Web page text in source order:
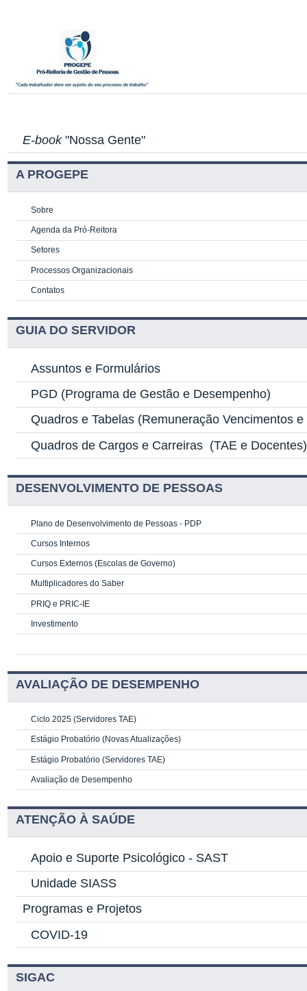
E-book"Nossa Gente"
A PROGEPE
Sobre
Agenda da Pró-Reitora
Setores
Processos Organizacionais
Contatos
GUIA DO SERVIDOR
Assuntos e Formulários
PGD (Programa de Gestão e Desempenho)
Quadros e Tabelas (Remuneração Vencimentos
Quadros de Cargos e Carreiras (TAE e Docentes)
DESENVOLVIMENTO DE PESSOAS
Plano de Desenvolvimento de Pessoas - PDP
Cursos Internos
Cursos Externos (Escolas de Governo)
Multiplicadores do Saber
PRIQ e PRIC-IE
Investimento
AVALIAÇÃO DE DESEMPENHO
Ciclo 2025 (Servidores TAE)
Estágio Probatório (Novas Atualizações)
Estágio Probatório (Servidores TAE)
Avaliação de Desempenho
ATENÇÃO À SAÚDE
Apoio e Suporte Psicológico - SAST
Unidade SIASS
Programas e Projetos
COVID-19
SIGAC